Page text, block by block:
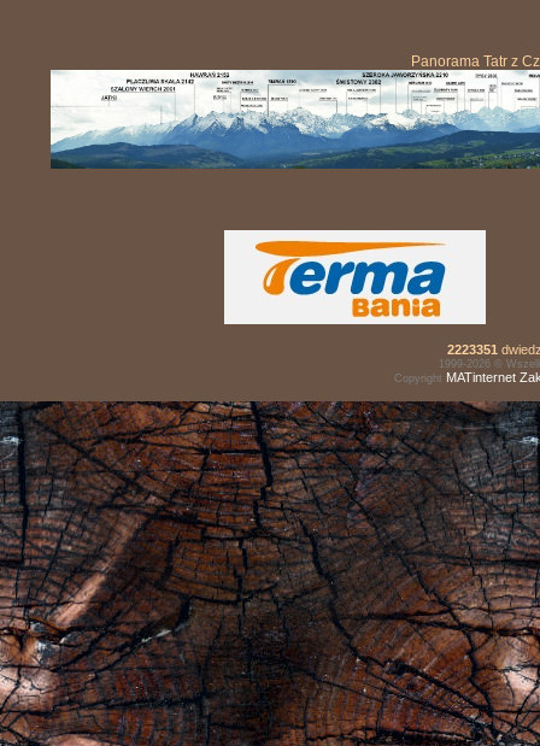
Panorama Tatr z
2223351
1999-2026 ©
Copyright MATinternet